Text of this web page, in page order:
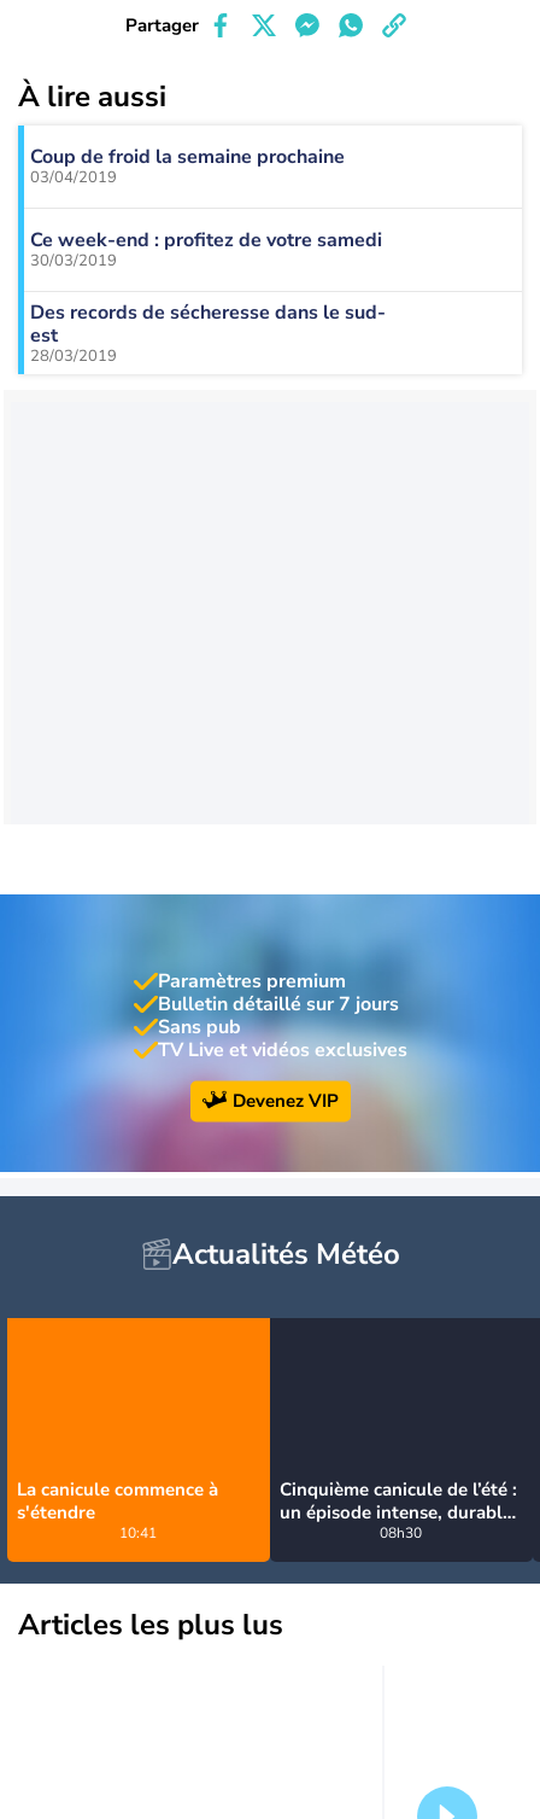
Partager
À lire aussi
Coup de froid la semaine prochaine
03/04/2019
Ce week-end : profitez de votre samedi
30/03/2019
Des records de sécheresse dans le sud-
est
28/03/2019
Paramètres premium
Bulletin détaillé sur 7 jours
Sans pub
TV Live et vidéos exclusives
Devenez VIP
Actualités Météo
La canicule commence à
s'étendre
10:41
Cinquième canicule de l’été :
un épisode intense, durable
et étendu la semaine
prochaine
08h30
Articles les plus lus